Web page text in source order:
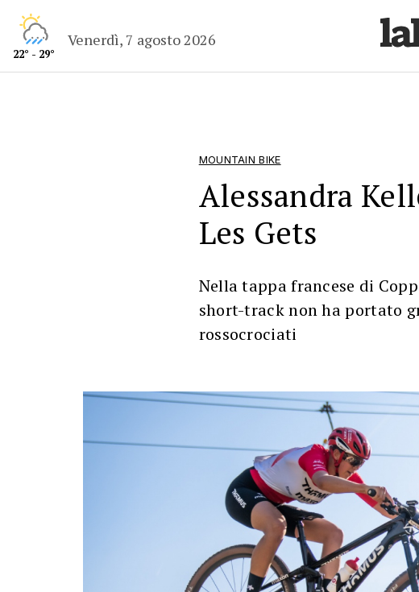
22° - 29°
Venerdì, 7 agosto 2026
MOUNTAIN BIKE
Alessandra
Les Gets
Nella tappa francese di
short-track non ha portato
rossocrociati